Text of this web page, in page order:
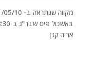
מקווה שנתראה ב- 31/05/10,
באשכול פיס שבר"ג ב-18:30,
אריה קגן